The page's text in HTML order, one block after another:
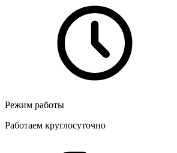
Режим работы
Работаем круглосуточно